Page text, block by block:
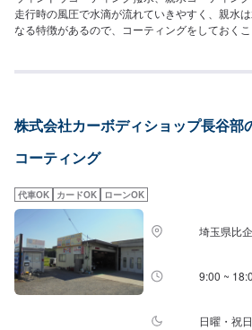
走行時の風圧で水滴が流れていきやすく、親水
なる特徴があるので、コーティングをしておく
----------------当社は埼玉県深谷市にある自動車整
が、車検やパーツ取り付け等まで幅広くご対応さ
フ全員が自動車整備士の国家資格を持っており
の整備は是非私たちにお任せください！お客様に
株式会社カーボディショップ長谷部
コーティング
代車OK カードOK ローンOK
埼玉県比
9:00 ~
日曜・祝日